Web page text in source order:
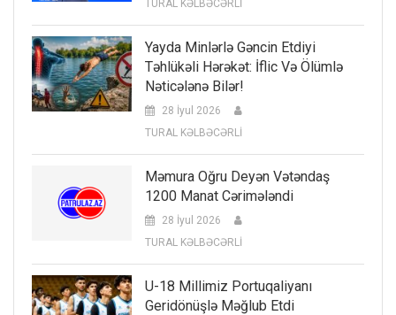
TURAL KƏLBƏCƏRLİ
Yayda Minlərlə Gəncin Etdiyi
Təhlükəli Hərəkət: İflic Və Ölümlə
Nəticələnə Bilər!
28 İyul 2026
TURAL KƏLBƏCƏRLİ
Məmura Oğru Deyən Vətəndaş
1200 Manat Cərimələndi
28 İyul 2026
TURAL KƏLBƏCƏRLİ
U-18 Millimiz Portuqaliyanı
Geridönüşlə Məğlub Etdi